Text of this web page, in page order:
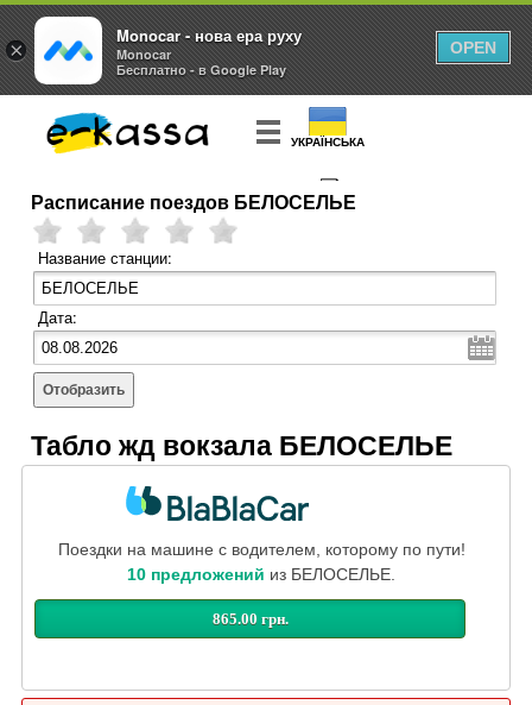
УКРАЇНСЬКА
КУПИТЬ БИЛЕТ
Расписание поездов БЕЛОСЕЛЬЕ
Название станции:
Дата:
Отобразить
Табло жд вокзала БЕЛОСЕЛЬЕ
Поездки на машине с водителем, которому по пути!
10 предложений из БЕЛОСЕЛЬЕ.
865.00 грн.
×
Monocar - нова ера руху
Monocar
Бесплатно - в Google Play
OPEN